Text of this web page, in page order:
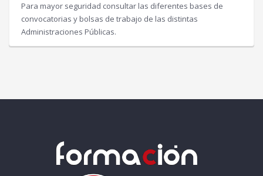
Para mayor seguridad consultar las diferentes bases de
convocatorias y bolsas de trabajo de las distintas
Administraciones Públicas.